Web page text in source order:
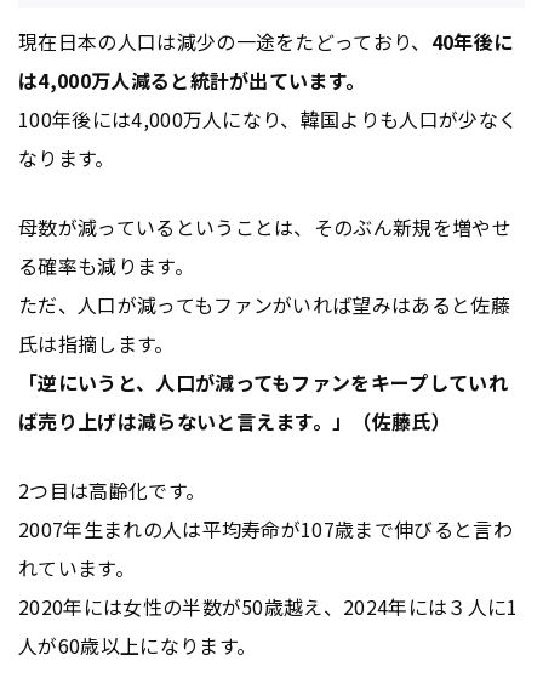
現在日本の人口は減少の一途をたどっており、 40年後に
は4,000万人減ると統計が出ています。
100年後には4,000万人になり、韓国よりも人口が少なく
なります。
母数が減っているということは、そのぶん新規を増やせ
る確率も減ります。
ただ、人口が減ってもファンがいれば望みはあると佐藤
氏は指摘します。
「逆にいうと、人口が減ってもファンをキープしていれ
ば売り上げは減らないと言えます。」（佐藤氏）
2つ目は高齢化です。
2007年生まれの人は平均寿命が107歳まで伸びると言わ
れています。
2020年には女性の半数が50歳越え、2024年には３人に1
人が60歳以上になります。